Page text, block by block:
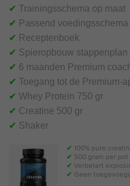
✔ Trainingsschema op maat
✔ Passend voedingsschema
✔ Receptenboek
✔ Spieropbouw stappenplan
✔ 6 maanden Premium
✔ Toegang tot de Premium-
✔ Whey Protein 750 gr
✔ Creatine 500 gr
✔ Shaker
✔ 100% pure
✔ 500 gram per pot
✔ Verbetert
✔ Geen